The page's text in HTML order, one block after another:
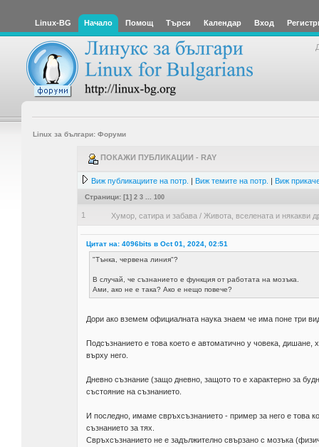
Linux-BG Начало Помощ Търси Календар Вход
Linux за българи: Форуми
ПОКАЖИ ПУБЛИКАЦИИ - RAY
Виж публикациите на потр. | Виж темите на потр. | Виж
Страници: [1] 2 3 100
1 Хумор, сатира и забава / Живота, вселената и някакви
Цитат на: 4096bits в Oct 01, 2024, 02:51
"Тънка, червена линия"?
В случай, че съзнанието е функция от работата на мозъка.
Ами, ако не е така? Ако е нещо повече?
Дори ако вземем официалната наука знаем че има поне три
Подсъзнанието е това което е автоматично у човека,
върху него.
Дневно съзнание (защо дневно, защото то е характерно за
състояние на съзнанието.
И последно, имаме свръхсъзнанието - пример за него е това
съзнанието за тях.
Свръхсъзнанието не е задължително свързано с мозъка